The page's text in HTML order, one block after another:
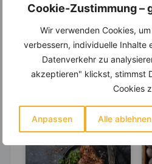
Cookie-Zustimmung –
Wir verwenden Cookies,
verbessern, individuelle Inhalte
Datenverkehr zu
akzeptieren" klickst, stimmst
Cookies
Anpassen Alle ablehnen
Entdecke dieinvi koo-Mitgliedschaft
viele hilfreiche und zeitsparende
Erfahre mehr über
dieses Rezepts